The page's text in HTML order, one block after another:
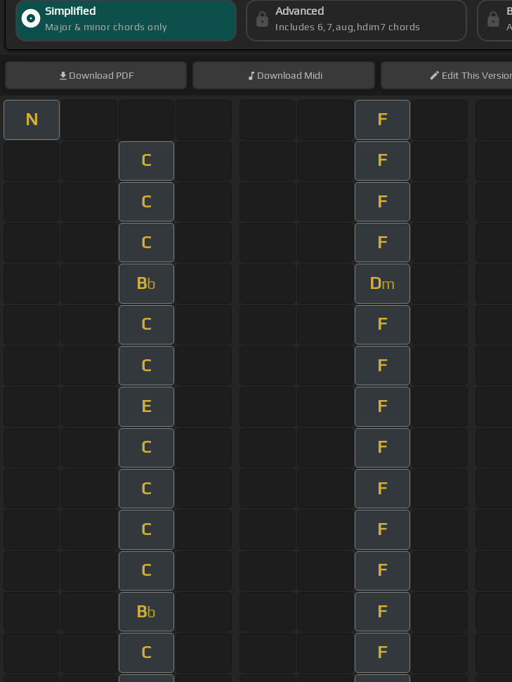
Simplified
Major & minor chords only
Advanced
Includes 6,7,aug,hdim7 chords
Download PDF Download Midi EditThis
N F
C F
C F
C F
Bb Dm
C F
C F
E F
C F
C F
C F
C F
Bb F
C F